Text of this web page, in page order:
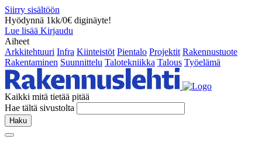
Siirry sisältöön
Hyödynnä 1kk/0€ diginäyte!
Lue lisää Kirjaudu
Aiheet
Arkkitehtuuri Infra Kiinteistöt Pientalo Projektit Rakennustuote
Rakentaminen Suunnittelu Talotekniikka Talous Työelämä
Kaikki mitä tietää pitää
Hae tältä sivustolta
Haku